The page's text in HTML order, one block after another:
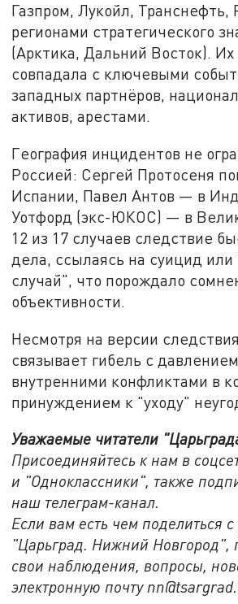
Газпром, Лукойл,
регионами стратегического
(Арктика, Дальний Восток). Их
совпадала с ключевыми
западных партнёров,
активов, арестами.
География инцидентов не
Россией: Сергей Протосеня
Испании, Павел Антов — в
Уотфорд (экс-ЮКОС) — в
12 из 17 случаев следствие
дела, ссылаясь на суицид
случай", что порождало
объективности.
Несмотря на версии
связывает гибель с
внутренними конфликтами в
принуждением к "уходу"
Уважаемые читатели
Присоединяйтесь к нам в
и "Одноклассники", также
наш телеграм-канал.
Если вам есть чем поделиться
"Царьград. Нижний Новгород",
свои наблюдения, вопросы,
электронную почту